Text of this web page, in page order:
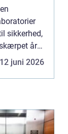
sikkerhed,
år
12 juni 2026